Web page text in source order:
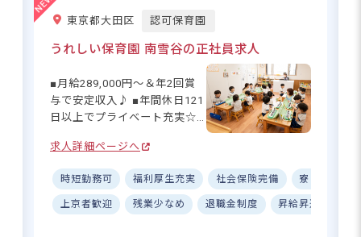
です◎ 年間休日120日に加
え、リフレッシュ休暇（年5
日）やお誕生日休暇（年1日）
きる休暇制度も整っています
♪ 頑張りをしっかり評価する
体制も整っているので、長く
京王井の頭線「西永福駅」より徒歩14分
■自転車通勤OK
性で、子どもたちの心を豊かに育
みましょう
東京都大田区 認可保育園
うれしい保育園 南雪谷の正社員求人
■月給289,000円～＆年2回賞
与で安定収入♪ ■年間休日121
日以上でプライベート充実☆
働きやすい◎ ■充実の研修制
度で成長をサポート！ ーー
【子どもたちと"うれしい"気持
ちを分かち合える保育園】 高
求人詳細ページへ
時短勤務可 福利厚生充実 社会保険完備 寮・住宅・
上京者歓迎 残業少なめ 退職金制度 昇給昇進あり